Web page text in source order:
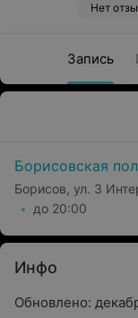
Нет
Запись
Борисовская
Борисов, ул. 3
до 20:00
Инфо
Обновлено: